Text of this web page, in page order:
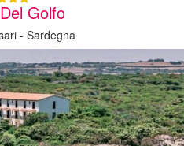
Golfo
- Sardegna